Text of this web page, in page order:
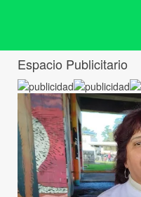
Espacio Publicitario